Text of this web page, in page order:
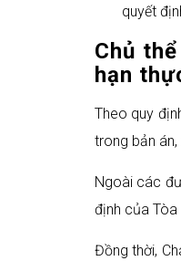
quyết
Chủ
hạn
Theo quy
trong bản
Ngoài các
định của
Đồng thời,